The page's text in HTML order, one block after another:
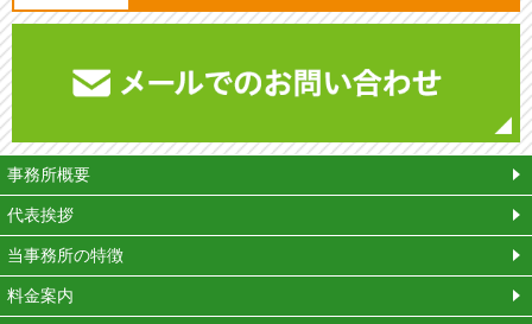
事務所概要
代表挨拶
当事務所の特徴
料金案内